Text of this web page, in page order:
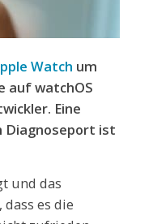
Watch um
auf watchOS
Eine
Diagnoseport ist
und das
es die